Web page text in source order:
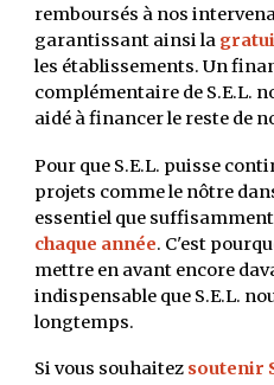
remboursés à nos
garantissant ainsi la
les établissements. Un
complémentaire de S.E.L.
aidé à financer le reste de
Pour que S.E.L. puisse
projets comme le nôtre
essentiel que
chaque année. C'est
mettre en avant encore
indispensable que S.E.L.
longtemps.
Si vous souhaitez soutenir